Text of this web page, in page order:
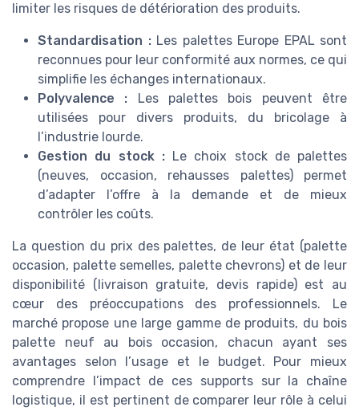
limiter les risques de détérioration des produits.
Standardisation :Les palettes Europe EPAL sont
reconnues pour leur conformité aux normes, ce qui
simplifie les échanges internationaux.
Polyvalence : Les palettes bois peuvent être
utilisées pour divers produits, du bricolage à
l’industrie lourde.
Gestion du stock :Le choix stock de palettes
(neuves, occasion, rehausses palettes) permet
d’adapter l’offre à la demande et de mieux
contrôler les coûts.
La question du prix des palettes, de leur état (palette
occasion, palette semelles, palette chevrons) et de leur
disponibilité (livraison gratuite, devis rapide) est au
cœur des préoccupations des professionnels. Le
marché propose une large gamme de produits, du bois
palette neuf au bois occasion, chacun ayant ses
avantages selon l’usage et le budget. Pour mieux
comprendre l’impact de ces supports sur la chaîne
logistique, il est pertinent de comparer leur rôle à celui